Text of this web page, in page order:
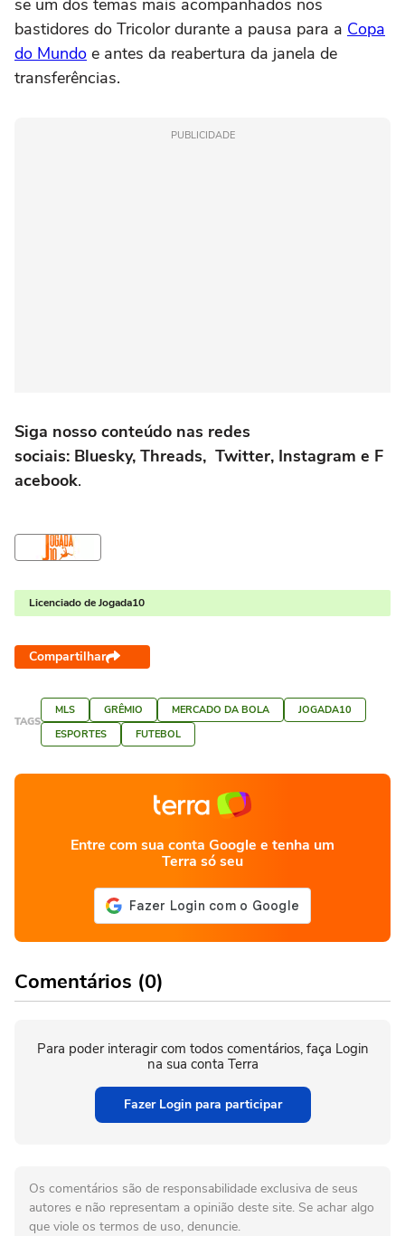
bastidores do Tricolor durante a pausa para a Copa
do Mundo e antes da reabertura da janela de
transferências.
PUBLICIDADE
Siga nosso conteúdo nas redes
sociais: Bluesky, Threads, Twitter, Instagram e F
acebook.
Licenciado de Jogada10
Compartilhar
TAGS
MLS GRÊMIO MERCADO DA BOLA
JOGADA10
ESPORTES
FUTEBOL
Entre com sua conta Google e tenha um
Terra só seu
Comentários (0)
Para poder interagir com todos comentários, faça Login
na sua conta Terra
Fazer Login para participar
Os comentários são de responsabilidade exclusiva de seus
autores e não representam a opinião deste site. Se achar algo
que viole os termos de uso, denuncie.